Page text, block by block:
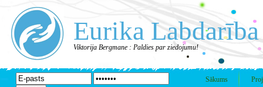
Eurika Labdarība
Viktorija Bergmane : Paldies par ziedojumu!
Sākums